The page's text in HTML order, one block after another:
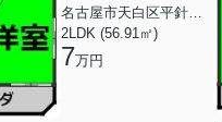
2LDK (56.91㎡)
7万円